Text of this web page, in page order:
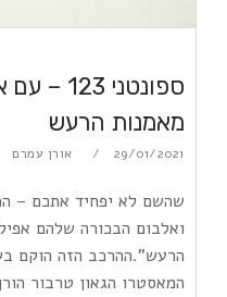
מאמנות הרעש
29/01/2021 אורן עמרם
שהשם לא יפחיד אתכם –
ואלבום הבכורה שלהם
המאסטרו הגאון טרבור